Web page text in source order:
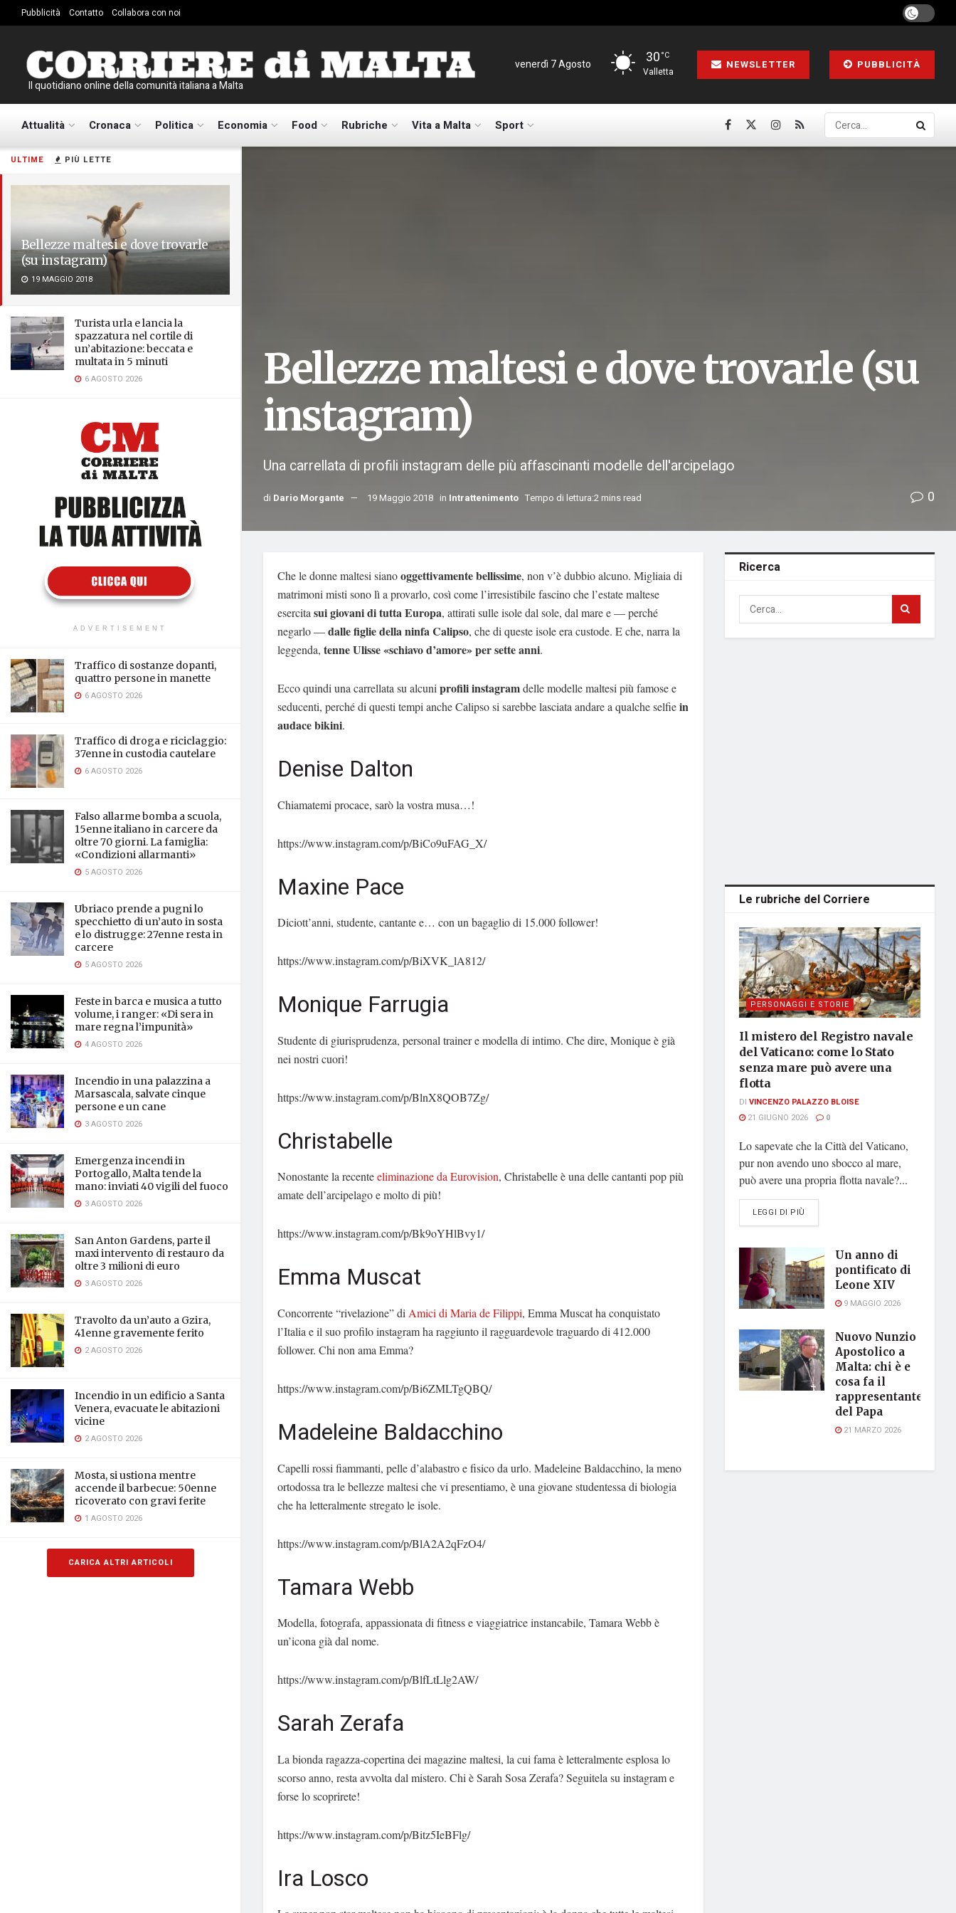
ULTIME PIÙ LETTE
Bellezze maltesi e dove trovarle
(su instagram)
19 MAGGIO 2018
Turista urla e lancia la
spazzatura nel cortile di
un’abitazione: beccata e
multata in 5 minuti
6 AGOSTO 2026
ADVERTISEMENT
Traffico di sostanze dopanti,
quattro persone in manette
6 AGOSTO 2026
Traffico di droga e riciclaggio:
37enne in custodia cautelare
6 AGOSTO 2026
Falso allarme bomba a scuola,
15enne italiano in carcere da
oltre 70 giorni. La famiglia:
«Condizioni allarmanti»
5 AGOSTO 2026
Ubriaco prende a pugni lo
specchietto di un’auto in sosta
e lo distrugge: 27enne resta in
carcere
5 AGOSTO 2026
Feste in barca e musica a tutto
volume, i ranger: «Di sera in
mare regna l’impunità»
4 AGOSTO 2026
Incendio in una palazzina a
Marsascala, salvate cinque
persone e un cane
3 AGOSTO 2026
Emergenza incendi in
Portogallo, Malta tende la
mano: inviati 40 vigili del fuoco
3 AGOSTO 2026
San Anton Gardens, parte il
maxi intervento di restauro da
oltre 3 milioni di euro
3 AGOSTO 2026
Travolto da un’auto a Gzira,
41enne gravemente ferito
2 AGOSTO 2026
Incendio in un edificio a Santa
Venera, evacuate le abitazioni
vicine
2 AGOSTO 2026
Mosta, si ustiona mentre
accende il barbecue: 50enne
ricoverato con gravi ferite
1 AGOSTO 2026
CARICA ALTRI ARTICOLI
Pubblicità Contatto Collabora con noi
Il quotidiano online della comunità italiana a Malta
venerdì 7 Agosto 30°C
Valletta
NEWSLETTER PUBBLICITÀ
Attualità Cronaca Politica Economia Food Rubriche Vita a Malta Sport
Bellezze maltesi e dove trovarle (su
instagram)
Una carrellata di profili instagram delle più affascinanti modelle dell'arcipelago
di Dario Morgante 19 Maggio 2018 in Intrattenimento Tempo di lettura:2 mins read 0
Che le donne maltesi sianooggettivamente bellissime, non v’è dubbio alcuno. Migliaia di
matrimoni misti sono lì a provarlo, così come l’irresistibile fascino che l’estate maltese
esercita sui giovani di tutta Europa, attirati sulle isole dal sole, dal mare e — perché
negarlo —dalle figlie della ninfa Calipso, che di queste isole era custode. E che, narra la
leggenda, tenne Ulisse «schiavo d’amore» per sette anni.
Ecco quindi una carrellata su alcuni profili instagramdelle modelle maltesi più famose e
seducenti, perché di questi tempi anche Calipso si sarebbe lasciata andare a qualche selfiein
audace bikini.
Denise Dalton
Chiamatemi procace, sarò la vostra musa…!
https://www.instagram.com/p/BiCo9uFAG_X/
Maxine Pace
Diciott’anni, studente, cantante e… con un bagaglio di 15.000 follower!
https://www.instagram.com/p/BiXVK_lA812/
Monique Farrugia
Studente di giurisprudenza, personal trainer e modella di intimo. Che dire, Monique è già
nei nostri cuori!
https://www.instagram.com/p/BlnX8QOB7Zg/
Christabelle
Nonostante la recenteeliminazione da Eurovision, Christabelle è una delle cantanti pop più
amate dell’arcipelago e molto di più!
https://www.instagram.com/p/Bk9oYHlBvy1/
Emma Muscat
Concorrente “rivelazione” di Amici di Maria de Filippi, Emma Muscat ha conquistato
l’Italia e il suo profilo instagram ha raggiunto il ragguardevole traguardo di 412.000
follower. Chi non ama Emma?
https://www.instagram.com/p/Bi6ZMLTgQBQ/
Madeleine Baldacchino
Capelli rossi fiammanti, pelle d’alabastro e fisico da urlo. Madeleine Baldacchino, la meno
ortodossa tra le bellezze maltesi che vi presentiamo, è una giovane studentessa di biologia
che ha letteralmente stregato le isole.
https://www.instagram.com/p/BlA2A2qFzO4/
Tamara Webb
Modella, fotografa, appassionata di fitness e viaggiatrice instancabile, Tamara Webb è
un’icona già dal nome.
https://www.instagram.com/p/BlfLtLlg2AW/
Sarah Zerafa
La bionda ragazza-copertina dei magazine maltesi, la cui fama è letteralmente esplosa lo
scorso anno, resta avvolta dal mistero. Chi è Sarah Sosa Zerafa? Seguitela su instagram e
forse lo scoprirete!
https://www.instagram.com/p/Bitz5IeBFlg/
Ira Losco
Ricerca
Le rubriche del Corriere
PERSONAGGI E STORIE
Il mistero del Registro navale
del Vaticano: come lo Stato
senza mare può avere una
flotta
DI VINCENZO PALAZZO BLOISE
21 GIUGNO 2026
0
Lo sapevate che la Città del Vaticano,
pur non avendo uno sbocco al mare,
può avere una propria flotta navale?...
LEGGI DI PIÙ
Un anno di
pontificato di
Leone XIV
9 MAGGIO 2026
Nuovo Nunzio
Apostolico a
Malta: chi è e
cosa fa il
rappresentante
del Papa
21 MARZO 2026